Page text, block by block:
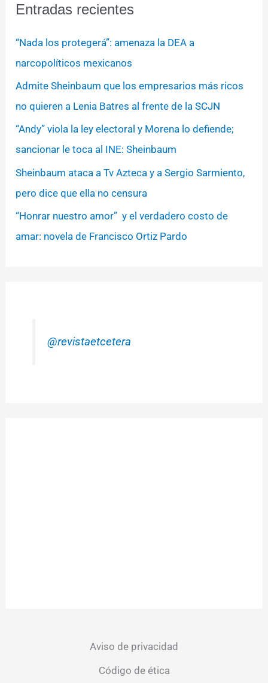
Entradas recientes
“Nada los protegerá”: amenaza la DEA a
narcopolíticos mexicanos
Admite Sheinbaum que los empresarios más ricos
no quieren a Lenia Batres al frente de la SCJN
“Andy” viola la ley electoral y Morena lo defiende;
sancionar le toca al INE: Sheinbaum
Sheinbaum ataca a Tv Azteca y a Sergio Sarmiento,
pero dice que ella no censura
“Honrar nuestro amor” y el verdadero costo de
amar: novela de Francisco Ortiz Pardo
@revistaetcetera
Aviso de privacidad
Código de ética